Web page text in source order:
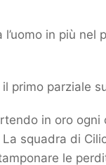
in più
primo parziale
in oro
squadra di
le